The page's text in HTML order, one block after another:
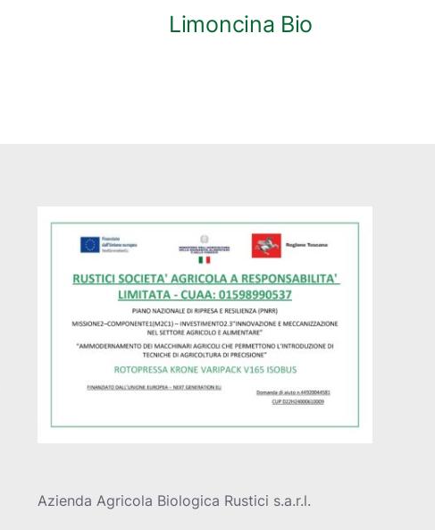
Limoncina Bio
Azienda Agricola Biologica Rustici s.a.r.l.